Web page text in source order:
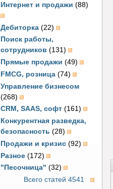
Интернет и продажи (88)
Дебиторка (22)
Поиск работы,
сотрудников (131)
Прямые продажи (49)
FMCG, розница (74)
Управление бизнесом
(268)
CRM, SAAS, софт (161)
Конкурентная разведка,
безопасность (28)
Продажи и кризис (92)
Разное (172)
"Песочница" (32)
Всего статей 4541